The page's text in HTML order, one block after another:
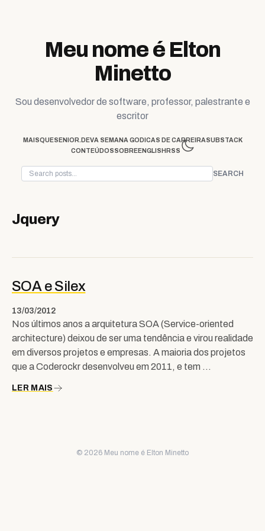
Meu nome é Elton
Minetto
Sou desenvolvedor de software, professor, palestrante e
escritor
MAISQUESENIOR.DEVA SEMANA GO DICAS DE CARREIRASUBSTACK
CONTEÚDOSSOBREENGLISH RSS
SEARCH
Jquery
SOA e Silex
13/03/2012
Nos últimos anos a arquitetura SOA (Service-oriented
architecture) deixou de ser uma tendência e virou realidade
em diversos projetos e empresas. A maioria dos projetos
que a Coderockr desenvolveu em 2011, e tem …
LER MAIS
© 2026 Meu nome é Elton Minetto